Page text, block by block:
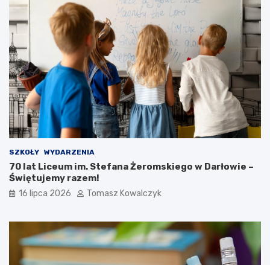
SZKOŁY WYDARZENIA
70 lat Liceum im. Stefana Żeromskiego w Darłowie –
Świętujemy razem!
16 lipca 2026 Tomasz Kowalczyk